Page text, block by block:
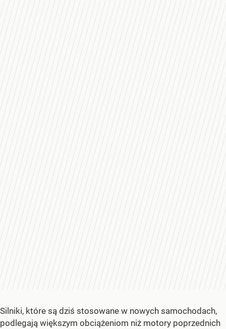
Silniki, które są dziś stosowane w nowych samochodach,
podlegają większym obciążeniom niż motory poprzednich